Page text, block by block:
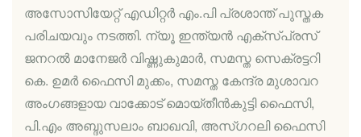
അസോസിയേറ്റ് എഡിറ്റർ എം.പി പ്രശാന്ത് പുസ്തക
പരിചയവും നടത്തി. ന്യൂ ഇന്ത്യൻ എക്‌സ്പ്രസ്
ജനറൽ മാനേജർ വിഷ്ണുകുമാർ, സമസ്ത സെക്രട്ടറി
കെ. ഉമർ ഫൈസി മുക്കം, സമസ്ത കേന്ദ്ര മുശാവറ
അംഗങ്ങളായ വാക്കോട് മൊയ്തീൻകുട്ടി ഫൈസി,
പി.എം അബ്ദുസലാം ബാഖവി, അസ്ഗറലി ഫൈസി